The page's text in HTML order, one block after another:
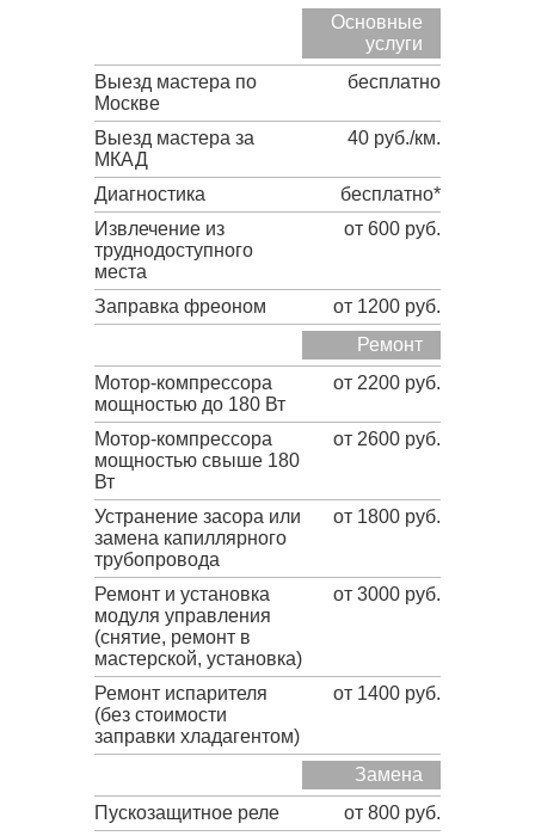
Основные
услуги
Выезд мастера по
Москве
бесплатно
Выезд мастера за
МКАД
40 руб./км.
Диагностика
бесплатно*
Извлечение из
труднодоступного
места
от 600 руб.
Заправка фреоном
от 1200 руб.
Ремонт
Мотор-компрессора
мощностью до 180 Вт
от 2200 руб.
Мотор-компрессора
мощностью свыше 180
Вт
от 2600 руб.
Устранение засора или
замена капиллярного
трубопровода
от 1800 руб.
Ремонт и установка
модуля управления
(снятие, ремонт в
мастерской, установка)
от 3000 руб.
Ремонт испарителя
(без стоимости
заправки хладагентом)
от 1400 руб.
Замена
Пускозащитное реле
от 800 руб.